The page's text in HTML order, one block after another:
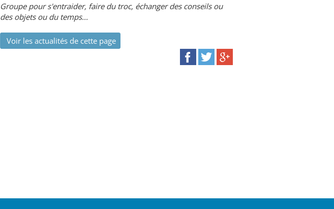
Groupe pour s'entraider, faire du troc, échanger des conseils ou
des objets ou du temps...
Voir les actualités de cette page